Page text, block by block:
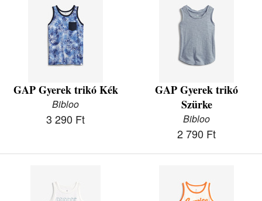
GAP Gyerek trikó Kék
Bibloo
3 290 Ft
GAP Gyerek trikó
Szürke
Bibloo
2 790 Ft